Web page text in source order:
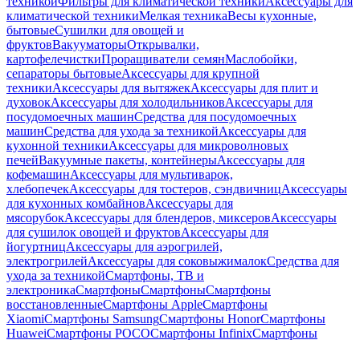
климатической техникиМелкая техникаВесы кухонные,
бытовыеСушилки для овощей и
фруктовВакууматорыОткрывалки,
картофелечисткиПроращиватели семянМаслобойки,
сепараторы бытовыеАксессуары для крупной
техникиАксессуары для вытяжекАксессуары для плит и
духовокАксессуары для холодильниковАксессуары для
посудомоечных машинСредства для посудомоечных
машинСредства для ухода за техникойАксессуары для
кухонной техникиАксессуары для микроволновых
печейВакуумные пакеты, контейнерыАксессуары для
кофемашинАксессуары для мультиварок,
хлебопечекАксессуары для тостеров, сэндвичницАксессуары
для кухонных комбайновАксессуары для
мясорубокАксессуары для блендеров, миксеровАксессуары
для сушилок овощей и фруктовАксессуары для
йогуртницАксессуары для аэрогрилей,
электрогрилейАксессуары для соковыжималокСредства для
ухода за техникойСмартфоны, ТВ и
электроникаСмартфоныСмартфоныСмартфоны
восстановленныеСмартфоны AppleСмартфоны
XiaomiСмартфоны SamsungСмартфоны HonorСмартфоны
HuaweiСмартфоны POCOСмартфоны InfinixСмартфоны